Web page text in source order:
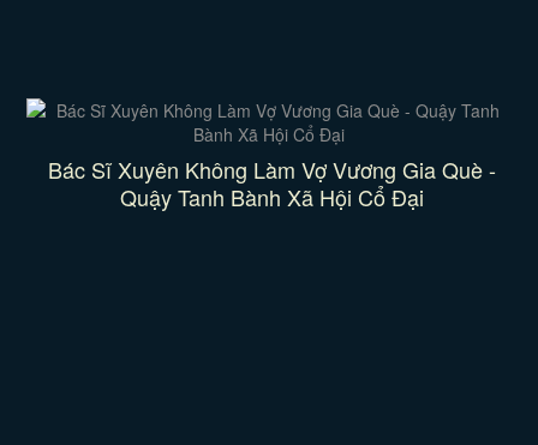
Bác Sĩ Xuyên Không Làm Vợ Vương Gia Què -
Quậy Tanh Bành Xã Hội Cổ Đại